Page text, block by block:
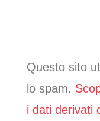
Questo sito
lo spam.
i dati derivati